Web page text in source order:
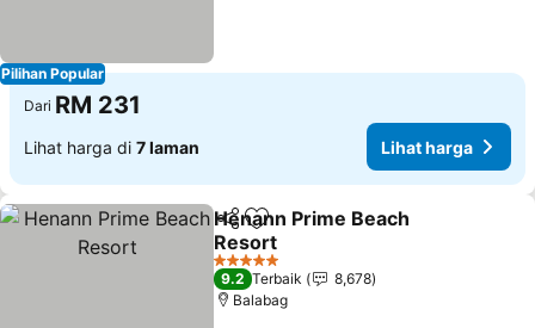
Pilihan Popular
Dari RM 231
Lihat harga di 7 laman Lihat harga
KongsiTambah ke favorit
Henann Prime Beach
Resort
Lihat harga
5 Bintang
9.2 Terbaik
8,678
Balabag